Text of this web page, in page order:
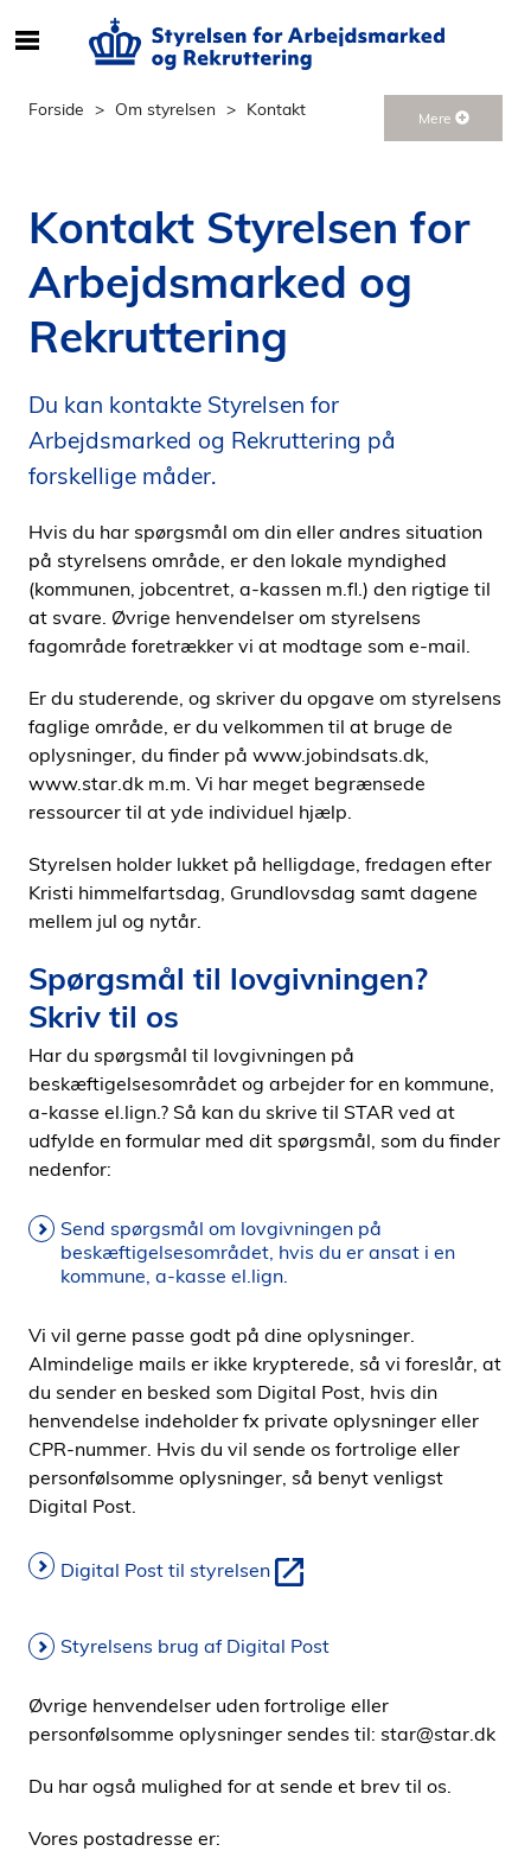
e
r
i
n
d
h
l
d
p
s
d
e
n
Forside Om styrelsen Kontakt Mere
Kontakt Styrelsen for
Arbejdsmarked og
Rekruttering
Du kan kontakte Styrelsen for
Arbejdsmarked og Rekruttering på
forskellige måder.
Hvis du har spørgsmål om din eller andres situation
på styrelsens område, er den lokale myndighed
(kommunen, jobcentret, a-kassen m.fl.) den rigtige til
at svare. Øvrige henvendelser om styrelsens
fagområde foretrækker vi at modtage som e-mail.
Er du studerende, og skriver du opgave om styrelsens
faglige område, er du velkommen til at bruge de
oplysninger, du finder på www.jobindsats.dk,
www.star.dk m.m. Vi har meget begrænsede
ressourcer til at yde individuel hjælp.
Styrelsen holder lukket på helligdage, fredagen efter
Kristi himmelfartsdag, Grundlovsdag samt dagene
mellem jul og nytår.
Spørgsmål til lovgivningen?
Skriv til os
Har du spørgsmål til lovgivningen på
beskæftigelsesområdet og arbejder for en kommune,
a-kasse el.lign.? Så kan du skrive til STAR ved at
udfylde en formular med dit spørgsmål, som du finder
nedenfor:
Send spørgsmål om lovgivningen på
beskæftigelsesområdet, hvis du er ansat i en
kommune, a-kasse el.lign.
Vi vil gerne passe godt på dine oplysninger.
Almindelige mails er ikke krypterede, så vi foreslår, at
du sender en besked som Digital Post, hvis din
henvendelse indeholder fx private oplysninger eller
CPR-nummer. Hvis du vil sende os fortrolige eller
personfølsomme oplysninger, så benyt venligst
Digital Post.
Digital Post til styrelsen
Styrelsens brug af Digital Post
Øvrige henvendelser uden fortrolige eller
personfølsomme oplysninger sendes til: star@star.dk
Du har også mulighed for at sende et brev til os.
Vores postadresse er: